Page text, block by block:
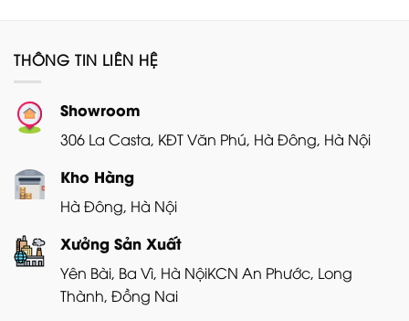
THÔNG TIN LIÊN HỆ
Showroom
306 La Casta, KĐT Văn Phú, Hà Đông, Hà Nội
Kho Hàng
Hà Đông, Hà Nội
Xưởng Sản Xuất
Yên Bài, Ba Vì, Hà NộiKCN An Phước, Long
Thành, Đồng Nai